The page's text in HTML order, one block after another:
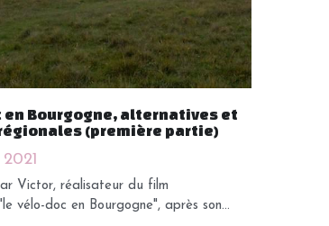
en Bourgogne, alternatives et
(première partie)
Victor, réalisateur du film
vélo-doc en Bourgogne", après son...